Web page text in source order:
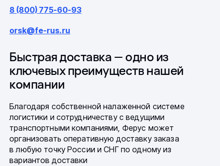
8 (800) 775-60-93
orsk@fe-rus.ru
Быстрая доставка — одно из
ключевых преимуществ нашей
компании
Благодаря собственной налаженной системе
логистики и сотрудничеству с ведущими
транспортными компаниями, Ферус может
организовать оперативную доставку заказа
в любую точку России и СНГ по одному из
вариантов доставки